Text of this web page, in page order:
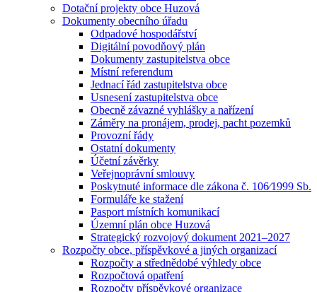
Dotační projekty obce Huzová
Dokumenty obecního úřadu
Odpadové hospodářství
Digitální povodňový plán
Dokumenty zastupitelstva obce
Místní referendum
Jednací řád zastupitelstva obce
Usnesení zastupitelstva obce
Obecně závazné vyhlášky a nařízení
Záměry na pronájem, prodej, pacht pozemků
Provozní řády
Ostatní dokumenty
Účetní závěrky
Veřejnoprávní smlouvy
Poskytnuté informace dle zákona č. 106⁄1999 Sb.
Formuláře ke stažení
Pasport místních komunikací
Územní plán obce Huzová
Strategický rozvojový dokument 2021–2027
Rozpočty obce, příspěvkové a jiných organizací
Rozpočty a střednědobé výhledy obce
Rozpočtová opatření
Rozpočty příspěvkové organizace